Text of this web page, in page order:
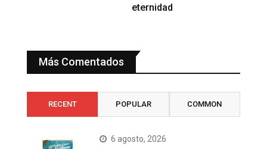
eternidad
Más Comentados
RECENT POPULAR COMMON
6 agosto, 2026